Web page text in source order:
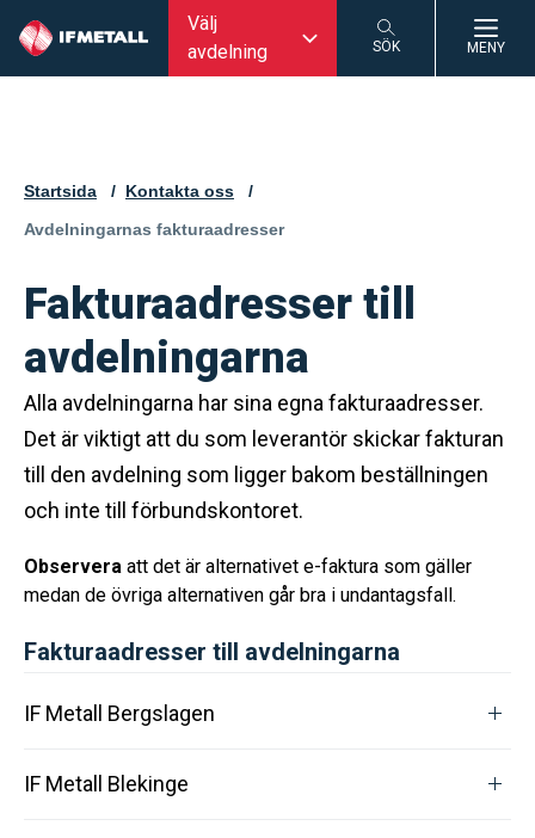
Välj
avdelning
SÖK MENY
Startsida
Kontakta oss
Aktuell sida:
Avdelningarnas fakturaadresser
Fakturaadresser till
avdelningarna
Alla avdelningarna har sina egna fakturaadresser.
Det är viktigt att du som leverantör skickar fakturan
till den avdelning som ligger bakom beställningen
och inte till förbundskontoret.
Observera att det är alternativet e-faktura som gäller
medan de övriga alternativen går bra i undantagsfall.
Fakturaadresser till avdelningarna
IF Metall Bergslagen
IF Metall Blekinge